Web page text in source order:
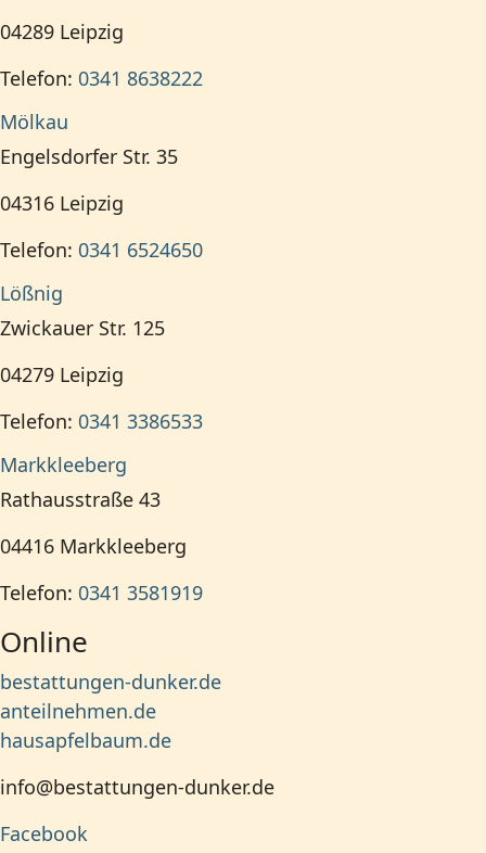
04289 Leipzig
Telefon: 0341 8638222
Mölkau
Engelsdorfer Str. 35
04316 Leipzig
Telefon: 0341 6524650
Lößnig
Zwickauer Str. 125
04279 Leipzig
Telefon: 0341 3386533
Markkleeberg
Rathausstraße 43
04416 Markkleeberg
Telefon: 0341 3581919
Online
bestattungen-dunker.de
anteilnehmen.de
hausapfelbaum.de
info@bestattungen-dunker.de
Facebook